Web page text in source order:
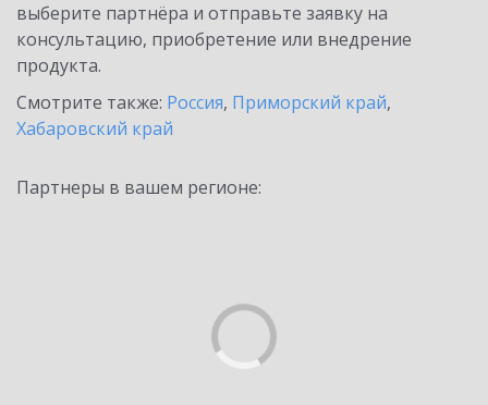
выберите партнёра и отправьте заявку на
консультацию, приобретение или внедрение
продукта.
Смотрите также: Россия, Приморский край,
Хабаровский край
Партнеры в вашем регионе: